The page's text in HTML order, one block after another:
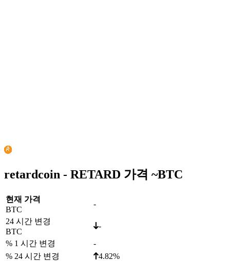
retardcoin - RETARD 가격 ~BTC
현재 가격
BTC
-
24 시간 변경
BTC
-
% 1 시간 변경
-
% 24 시간 변경
4.82%